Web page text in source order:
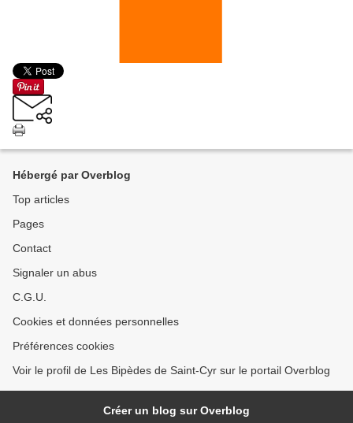
Hébergé par Overblog
Top articles
Pages
Contact
Signaler un abus
C.G.U.
Cookies et données personnelles
Préférences cookies
Voir le profil de Les Bipèdes de Saint-Cyr sur le portail Overblog
Créer un blog sur Overblog